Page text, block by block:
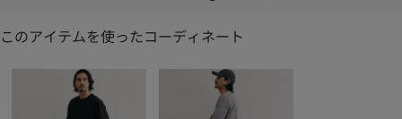
このアイテムを使ったコーディネート